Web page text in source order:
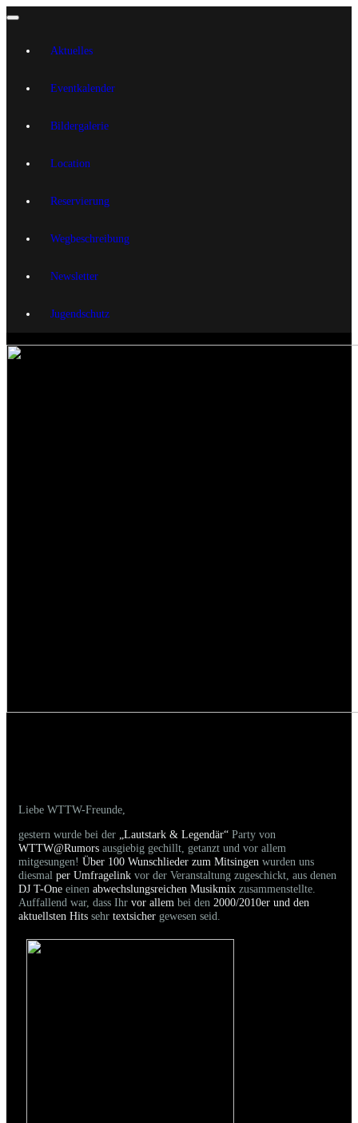
Aktuelles
Eventkalender
Bildergalerie
Location
Reservierung
Wegbeschreibung
Newsletter
Jugendschutz
Liebe WTTW-Freunde,
gestern wurde bei der „Lautstark & Legendär“ Party von
WTTW@Rumors ausgiebig gechillt, getanzt und vor allem
mitgesungen! Über 100 Wunschlieder zum Mitsingen wurden uns
diesmal per Umfragelink vor der Veranstaltung zugeschickt, aus denen
DJ T-One einen abwechslungsreichen Musikmix zusammenstellte.
Auffallend war, dass Ihr vor allem bei den 2000/2010er und den
aktuellsten Hits sehr textsicher gewesen seid.